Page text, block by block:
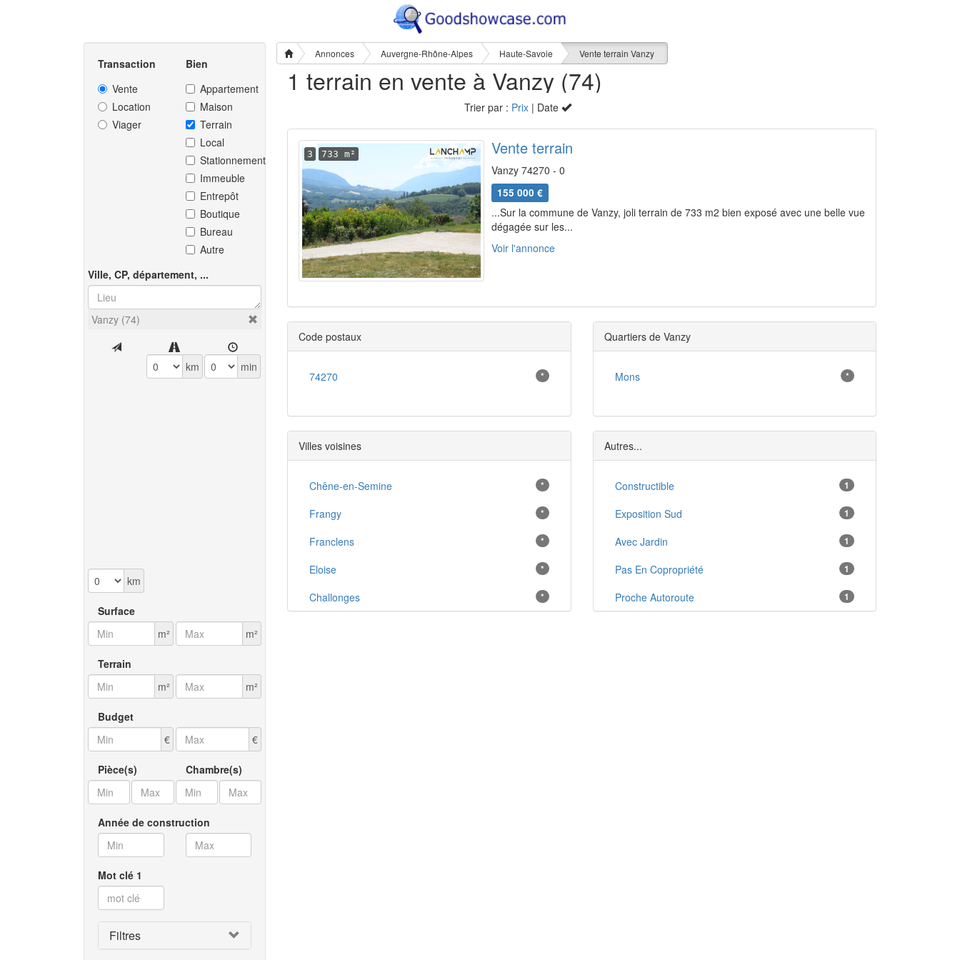
Annonces Auvergne-Rhône-Alpes Haute-Savoie Vente terrain Vanzy
Transaction
Vente
Location
Viager
Bien
Appartement
Maison
Terrain
Local
Stationnement
Immeuble
Entrepôt
Boutique
Bureau
Autre
Ville, CP, département, ...
Vanzy (74)
km
km min
Surface
m²
m²
Terrain
m²
m²
Budget
€
€
Pièce(s) Chambre(s)
Année de construction
Mot clé 1
Filtres
1 terrain en vente à Vanzy (74)
Trier par : Prix| Date
3 733 m² Vente terrain
Vanzy 74270 - 0
155 000 €
...Sur la commune de Vanzy, joli terrain de 733 m2 bien exposé avec une belle vue
dégagée sur les...
Voir l'annonce
Code postaux
74270 *
Quartiers de Vanzy
Mons *
Villes voisines
Chêne-en-Semine *
Frangy *
Franclens *
Eloise *
Challonges *
Autres...
Constructible 1
Exposition Sud 1
Avec Jardin 1
Pas En Copropriété 1
Proche Autoroute 1